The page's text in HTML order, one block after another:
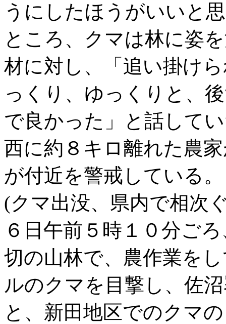
うにしたほうがいいと
ところ、クマは林に姿
材に対し、「追い掛け
っくり、ゆっくりと、
で良かった」と話して
西に約８キロ離れた農
が付近を警戒している。
(クマ出没、県内で相次
６日午前５時１０分ご
切の山林で、農作業を
ルのクマを目撃し、佐
と、新田地区でのクマ